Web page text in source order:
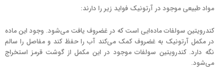
مواد طبیعی موجود در آرتونیک فواید زیر را دارند:
کندرویتین سولفات ماده‌ایی است که در غضروف یافت می‌شود. وجود این ماده
در مکمل آرتونیک به غضروف کمک می‌کند آب را حفظ کند و مفاصل را سالم
نگه دارد. کندرویتین سولفات موجود در این مکمل از گوشت قرمز استخراج
می‌شود.